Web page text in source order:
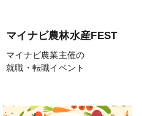
マイナビ農林水産FEST
マイナビ農業主催の
就職・転職イベント